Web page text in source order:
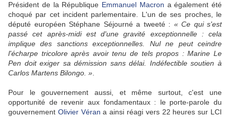
Président de la République Emmanuel Macron a également été
choqué par cet incident parlementaire. L'un de ses proches, le
député européen Stéphane Séjourné a tweeté : « Ce qui s'est
passé cet après-midi est d'une gravité exceptionnelle : cela
implique des sanctions exceptionnelles. Nul ne peut ceindre
l'écharpe tricolore après avoir tenu de tels propos : Marine Le
Pen doit exiger sa démission sans délai. Indéfectible soutien à
Carlos Martens Bilongo. »
Pour le gouvernement aussi, et même surtout, c'est une
opportunité de revenir aux fondamentaux : le porte-parole du
gouvernement Olivier Véran a ainsi réagi vers 22 heures sur LCI